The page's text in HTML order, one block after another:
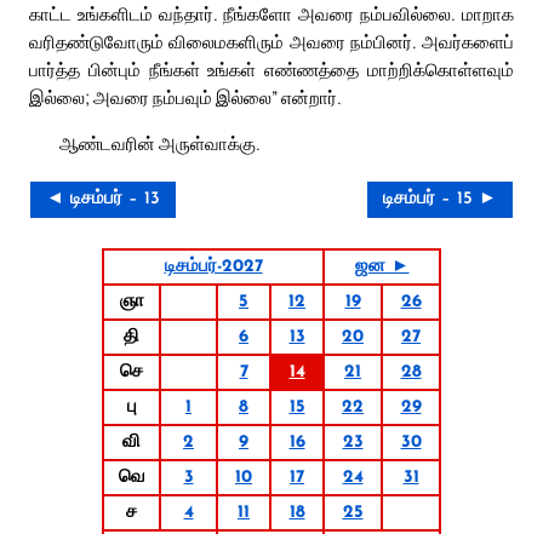
காட்ட உங்களிடம் வந்தார். நீங்களோ அவரை நம்பவில்லை. மாறாக
வரிதண்டுவோரும் விலைமகளிரும் அவரை நம்பினர். அவர்களைப்
பார்த்த பின்பும் நீங்கள் உங்கள் எண்ணத்தை மாற்றிக்கொள்ளவும்
இல்லை; அவரை நம்பவும் இல்லை” என்றார்.
ஆண்டவரின் அருள்வாக்கு.
◄ டிசம்பர் – 13 டிசம்பர் – 15 ►
டிசம்பர்-2027
ஜன ►
ஞா
5 12 19
26
தி
6 13 20
27
செ
7 14 21
28
பு
1 8 15 22
29
வி
2 9 16 23
30
வெ
3 10 17 24
31
ச
4 11 18
25